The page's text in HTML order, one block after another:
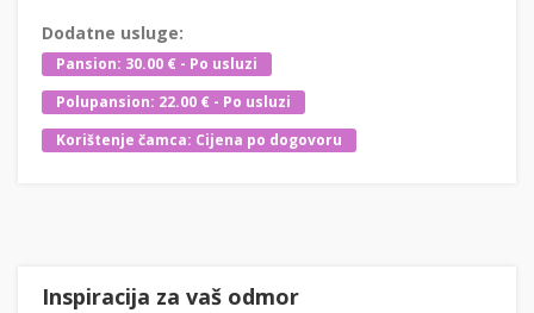
Dodatne usluge:
Pansion: 30.00 € - Po usluzi
Polupansion: 22.00 € - Po usluzi
Korištenje čamca: Cijena po dogovoru
Inspiracija za vaš odmor